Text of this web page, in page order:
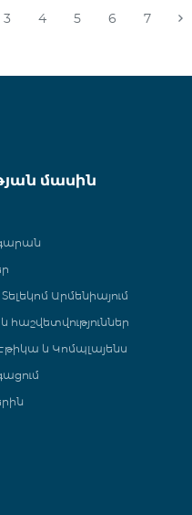
3 4 5 6 7
մասին
Արմենիայում
հաշվետվություններ
և Կոմպլայենս